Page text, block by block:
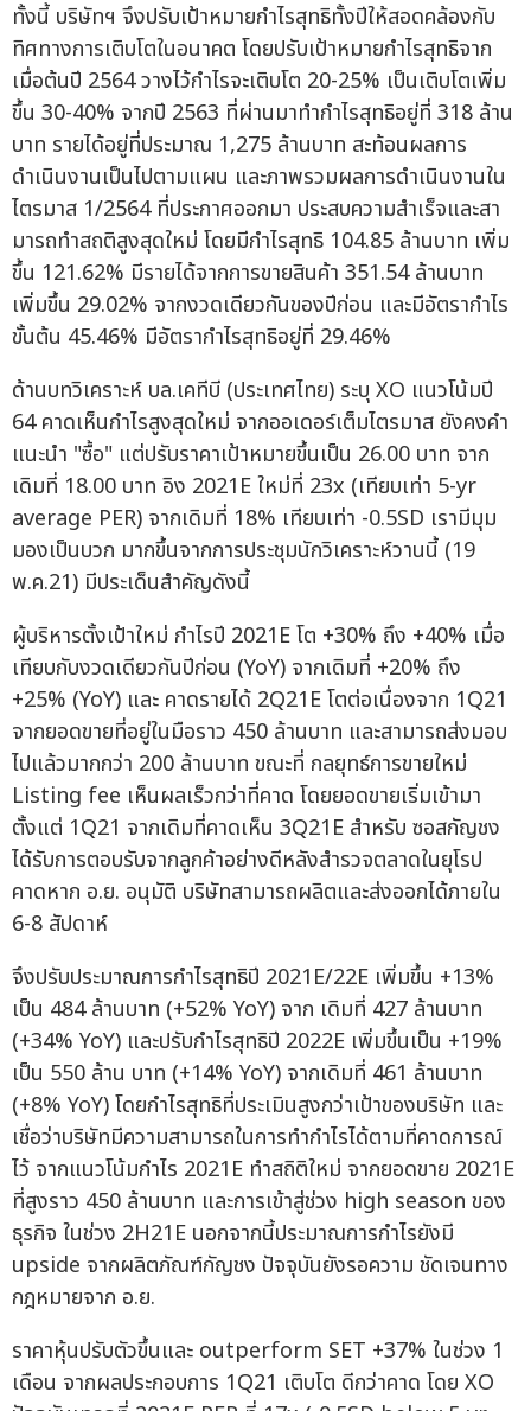
ทั้งนี้ บริษัทฯ จึงปรับเป้าหมายกำไรสุทธิทั้งปีให้สอดคล้องกับ
ทิศทางการเติบโตในอนาคต โดยปรับเป้าหมายกำไรสุทธิจาก
เมื่อต้นปี 2564 วางไว้กำไรจะเติบโต 20-25% เป็นเติบโตเพิ่ม
ขึ้น 30-40% จากปี 2563 ที่ผ่านมาทำกำไรสุทธิอยู่ที่ 318 ล้าน
บาท รายได้อยู่ที่ประมาณ 1,275 ล้านบาท สะท้อนผลการ
ดำเนินงานเป็นไปตามแผน และภาพรวมผลการดำเนินงานใน
ไตรมาส 1/2564 ที่ประกาศออกมา ประสบความสำเร็จและสา
มารถทำสถติสูงสุดใหม่ โดยมีกำไรสุทธิ 104.85 ล้านบาท เพิ่ม
ขึ้น 121.62% มีรายได้จากการขายสินค้า 351.54 ล้านบาท
เพิ่มขึ้น 29.02% จากงวดเดียวกันของปีก่อน และมีอัตรากำไร
ขั้นต้น 45.46% มีอัตรากำไรสุทธิอยู่ที่ 29.46%
ด้านบทวิเคราะห์ บล.เคทีบี (ประเทศไทย) ระบุ XO แนวโน้มปี
64 คาดเห็นกำไรสูงสุดใหม่ จากออเดอร์เต็มไตรมาส ยังคงคำ
แนะนำ "ซื้อ" แต่ปรับราคาเป้าหมายขึ้นเป็น 26.00 บาท จาก
เดิมที่ 18.00 บาท อิง 2021E ใหม่ที่ 23x (เทียบเท่า 5-yr
average PER) จากเดิมที่ 18% เทียบเท่า -0.5SD เรามีมุม
มองเป็นบวก มากขึ้นจากการประชุมนักวิเคราะห์วานนี้ (19
พ.ค.21) มีประเด็นสำคัญดังนี้
ผู้บริหารตั้งเป้าใหม่ กำไรปี 2021E โต +30% ถึง +40% เมื่อ
เทียบกับงวดเดียวกันปีก่อน (YoY) จากเดิมที่ +20% ถึง
+25% (YoY) และ คาดรายได้ 2Q21E โตต่อเนื่องจาก 1Q21
จากยอดขายที่อยู่ในมือราว 450 ล้านบาท และสามารถส่งมอบ
ไปแล้วมากกว่า 200 ล้านบาท ขณะที่ กลยุทธ์การขายใหม่
Listing fee เห็นผลเร็วกว่าที่คาด โดยยอดขายเริ่มเข้ามา
ตั้งแต่ 1Q21 จากเดิมที่คาดเห็น 3Q21E สำหรับ ซอสกัญชง
ได้รับการตอบรับจากลูกค้าอย่างดีหลังสำรวจตลาดในยุโรป
คาดหาก อ.ย. อนุมัติ บริษัทสามารถผลิตและส่งออกได้ภายใน
6-8 สัปดาห์
จึงปรับประมาณการกำไรสุทธิปี 2021E/22E เพิ่มขึ้น +13%
เป็น 484 ล้านบาท (+52% YoY) จาก เดิมที่ 427 ล้านบาท
(+34% YoY) และปรับกำไรสุทธิปี 2022E เพิ่มขึ้นเป็น +19%
เป็น 550 ล้าน บาท (+14% YoY) จากเดิมที่ 461 ล้านบาท
(+8% YoY) โดยกำไรสุทธิที่ประเมินสูงกว่าเป้าของบริษัท และ
เชื่อว่าบริษัทมีความสามารถในการทำกำไรได้ตามที่คาดการณ์
ไว้ จากแนวโน้มกำไร 2021E ทำสถิติใหม่ จากยอดขาย 2021E
ที่สูงราว 450 ล้านบาท และการเข้าสู่ช่วง high season ของ
ธุรกิจ ในช่วง 2H21E นอกจากนี้ประมาณการกำไรยังมี
upside จากผลิตภัณฑ์กัญชง ปัจจุบันยังรอความ ชัดเจนทาง
กฎหมายจาก อ.ย.
ราคาหุ้นปรับตัวขึ้นและ outperform SET +37% ในช่วง 1
เดือน จากผลประกอบการ 1Q21 เติบโต ดีกว่าคาด โดย XO